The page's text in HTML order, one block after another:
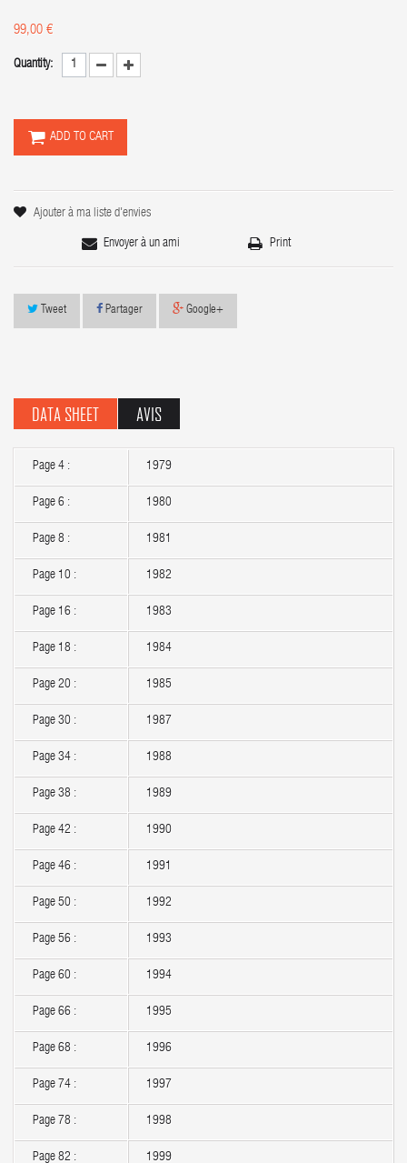
99,00 €
Quantity:
ADD TO CART
Ajouter à ma liste d'envies
Envoyer à un ami Print
Tweet Partager Google+
DATA SHEET AVIS
Page 4 : 1979
Page 6 : 1980
Page 8 : 1981
Page 10 : 1982
Page 16 : 1983
Page 18 : 1984
Page 20 : 1985
Page 30 : 1987
Page 34 : 1988
Page 38 : 1989
Page 42 : 1990
Page 46 : 1991
Page 50 : 1992
Page 56 : 1993
Page 60 : 1994
Page 66 : 1995
Page 68 : 1996
Page 74 : 1997
Page 78 : 1998
Page 82 : 1999